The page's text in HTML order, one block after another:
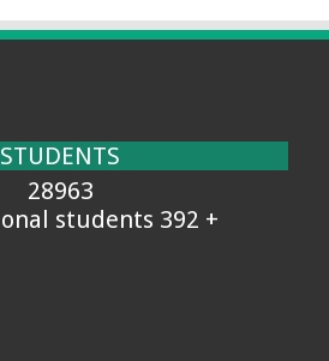
STUDENTS
28963
+ 392 international students